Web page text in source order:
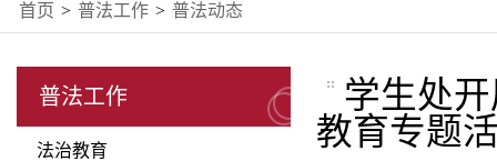
首页 > 普法工作 > 普法动态
普法工作
法治教育
学生处
教育专题